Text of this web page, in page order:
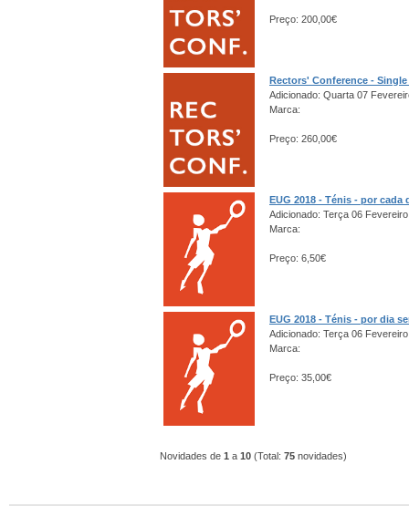
Preço: 200,00€
Rectors' Conference -
Adicionado: Quarta 07
Marca:
Preço: 260,00€
EUG 2018 - Ténis - por
Adicionado: Terça 06
Marca:
Preço: 6,50€
EUG 2018 - Ténis - por dia
Adicionado: Terça 06
Marca:
Preço: 35,00€
Novidades de 1 a 10 (Total: 75 novidades)